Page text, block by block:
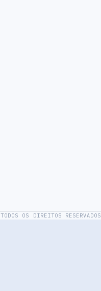
TODOS OS DIREITOS RESERVADOS